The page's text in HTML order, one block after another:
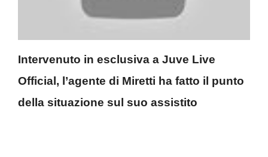
Intervenuto in esclusiva a Juve Live
Official, l’agente di Miretti ha fatto il punto
della situazione sul suo assistito